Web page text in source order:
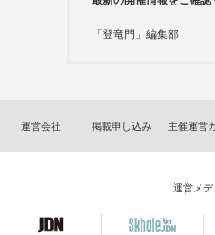
「登竜門」編集部
運営会社 掲載申し込み 主催運営
運営メデ